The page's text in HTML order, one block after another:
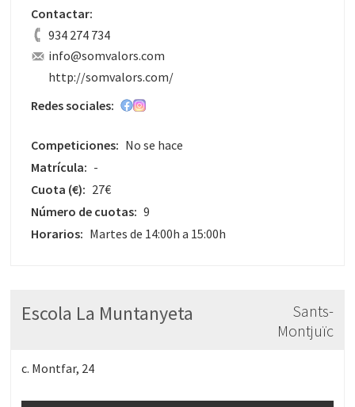
Contactar:
934 274 734
info@somvalors.com
http://somvalors.com/
Redes sociales:
Competiciones: No se hace
Matrícula: -
Cuota (€): 27€
Número de cuotas: 9
Horarios: Martes de 14:00h a 15:00h
Escola La Muntanyeta
Sants-
Montjuïc
c. Montfar, 24